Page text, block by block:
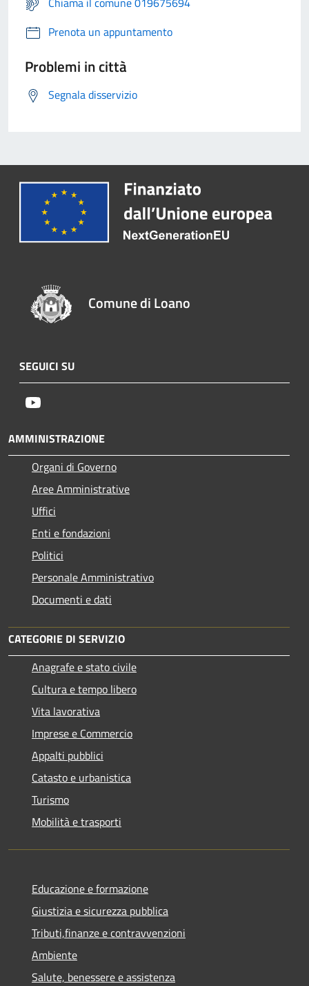
Prenota un appuntamento
Problemi in città
Segnala disservizio
Comune di Loano
SEGUICI SU
AMMINISTRAZIONE
Organi di Governo
Aree Amministrative
Uffici
Enti e fondazioni
Politici
Personale Amministrativo
Documenti e dati
CATEGORIE DI SERVIZIO
Anagrafe e stato civile
Cultura e tempo libero
Vita lavorativa
Imprese e Commercio
Appalti pubblici
Catasto e urbanistica
Turismo
Mobilità e trasporti
Educazione e formazione
Giustizia e sicurezza pubblica
Tributi,finanze e contravvenzioni
Ambiente
Salute, benessere e assistenza